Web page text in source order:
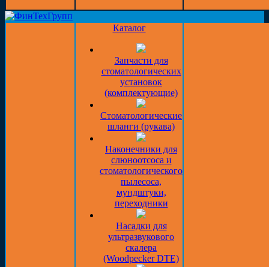
Каталог
Запчасти для
стоматологических
установок
(комплектующие)
Стоматологические
шланги (рукава)
Наконечники для
слюноотсоса и
стоматологического
пылесоса,
мундштуки,
переходники
Насадки для
ультразвукового
скалера
(Woodpecker DTE)